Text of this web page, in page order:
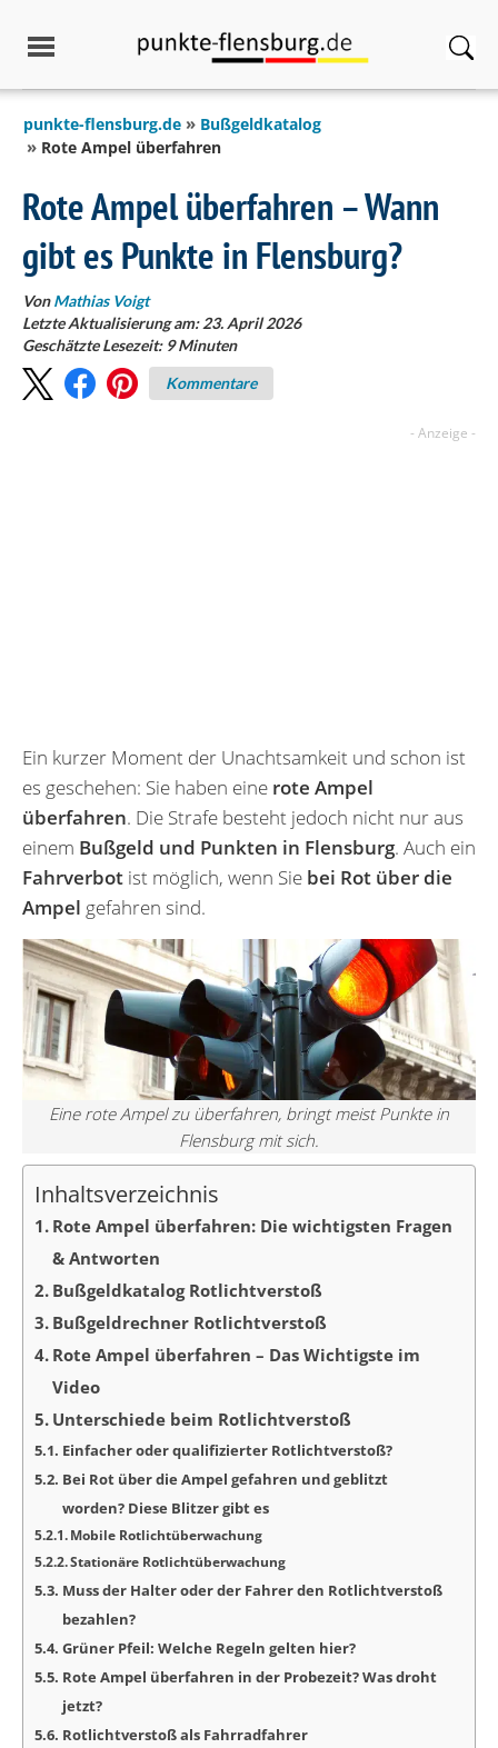
punkte-flensburg.de
Bußgeldkatalog
Rote Ampel überfahren
Rote Ampel überfahren – Wann
gibt es Punkte in Flensburg?
VonMathias Voigt
Letzte Aktualisierung am: 23. April 2026
Geschätzte Lesezeit: 9 Minuten
Kommentare
Ein kurzer Moment der Unachtsamkeit und schon ist
es geschehen: Sie haben eine rote Ampel
überfahren. Die Strafe besteht jedoch nicht nur aus
einem Bußgeld und Punkten in Flensburg. Auch ein
Fahrverbot ist möglich, wenn Sie bei Rot über die
Ampel gefahren sind.
Eine rote Ampel zu überfahren, bringt meist Punkte in
Flensburg mit sich.
Inhaltsverzeichnis
Rote Ampel überfahren: Die wichtigsten Fragen
& Antworten
Bußgeldkatalog Rotlichtverstoß
Bußgeldrechner Rotlichtverstoß
Rote Ampel überfahren – Das Wichtigste im
Video
Unterschiede beim Rotlichtverstoß
Einfacher oder qualifizierter Rotlichtverstoß?
Bei Rot über die Ampel gefahren und geblitzt
worden? Diese Blitzer gibt es
Mobile Rotlichtüberwachung
Stationäre Rotlichtüberwachung
Muss der Halter oder der Fahrer den Rotlichtverstoß
bezahlen?
Grüner Pfeil: Welche Regeln gelten hier?
Rote Ampel überfahren in der Probezeit? Was droht
jetzt?
Rotlichtverstoß als Fahrradfahrer